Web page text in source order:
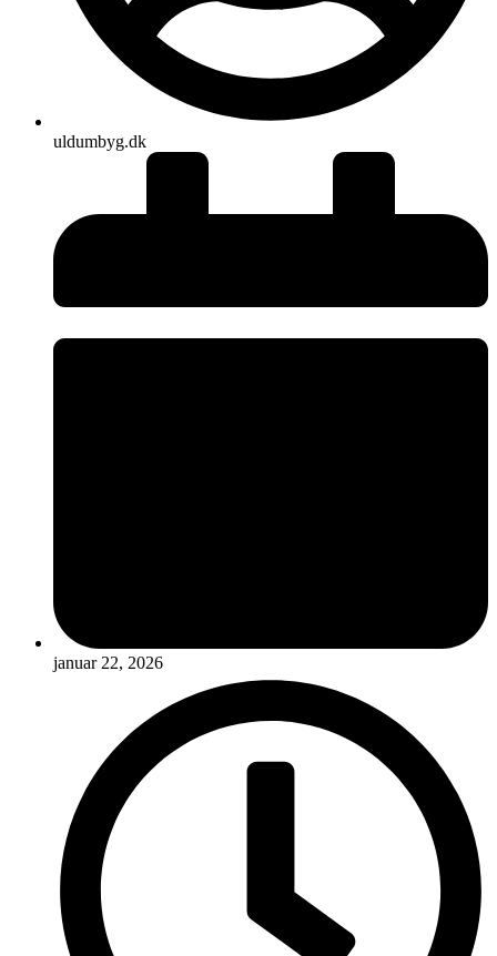
uldumbyg.dk
januar 22, 2026